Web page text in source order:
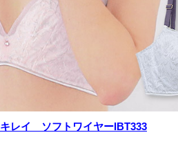
レイ ソフトワイヤーIBT333